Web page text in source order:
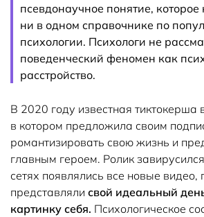
псевдонаучное понятие, которое
ни в одном справочнике по
психологии. Психологи не
поведенческий феномен как
расстройство.
В 2020 году известная
в котором предложила своим
романтизировать свою жизнь и
главным героем. Ролик
сетях появлялись все новые видео,
представляли свой идеальный
картинку себя. Психологическое